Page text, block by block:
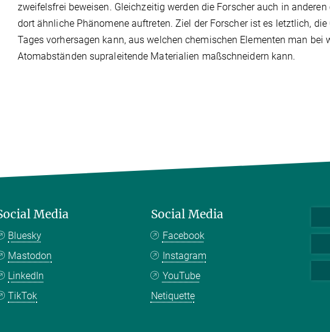
zweifelsfrei beweisen. Gleichzeitig werden die Forscher auch in
dort ähnliche Phänomene auftreten. Ziel der Forscher ist es letztlich,
Tages vorhersagen kann, aus welchen chemischen Elementen man bei
Atomabständen supraleitende Materialien maßschneidern kann.
Media
Bluesky
Mastodon
LinkedIn
TikTok
Social Media
Facebook
Instagram
YouTube
Netiquette